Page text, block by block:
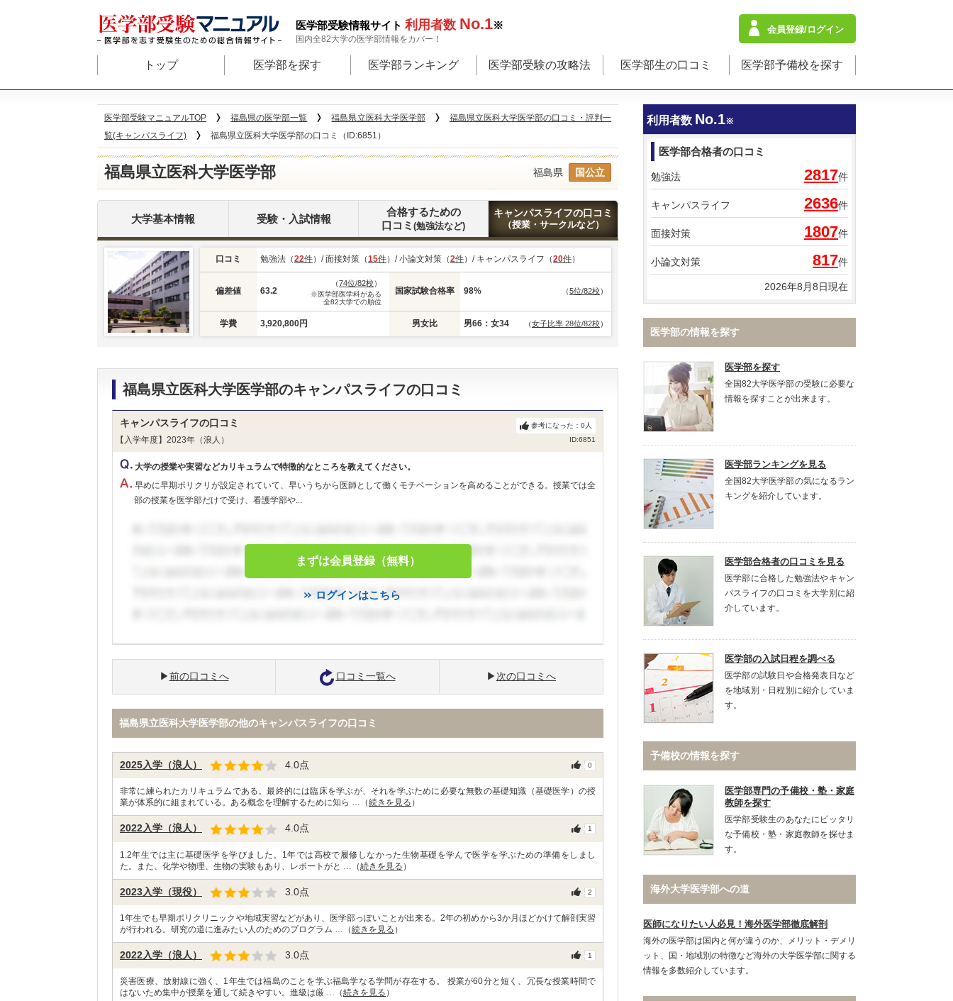
医学部受験情報サイト 利用者数 No.1※
国内全82大学の医学部情報をカバー！
会員登録/ログイン
トップ 医学部を探す 医学部ランキング 医学部受験の攻略法 医学部生の口コミ 医学部予備校を探す
医学部受験マニュアルTOP 福島県の医学部一覧 福島県立医科大学医学部
福島県立医科大学医学部の口コミ・評判一
覧(キャンパスライフ)
福島県立医科大学医学部の口コミ（ID:6851）
福島県立医科大学医学部 福島県 国公立
大学基本情報 受験・入試情報
合格するための
口コミ (勉強法など)
キャンパスライフの口コミ
（授業・サークルなど）
口コミ 勉強法（22件）/ 面接対策（15件）/ 小論文対策（2件）/ キャンパスライフ（20件）
偏差値 63.2
（74位/82校）
※医学部医学科がある
全82大学での順位
国家試験合格率 98% （5位/82校）
学費 3,920,800円 男女比 男66：女34 （女子比率 28位/82校）
福島県立医科大学医学部のキャンパスライフの口コミ
キャンパスライフの口コミ
【入学年度】2023年（浪人） ID:6851
参考になった： 0人
大学の授業や実習などカリキュラムで特徴的なところを教えてください。
早めに早期ポリクリが設定されていて、早いうちから医師として働くモチベーションを高めることができる。授業では全
部の授業を医学部だけで受け、看護学部や...
まずは会員登録（無料）
ログインはこちら
前の口コミへ 口コミ一覧へ 次の口コミへ
福島県立医科大学医学部の他のキャンパスライフの口コミ
2025入学（浪人） 4.0点 0
非常に練られたカリキュラムである。最終的には臨床を学ぶが、それを学ぶために必要な無数の基礎知識（基礎医学）の授
業が体系的に組まれている。ある概念を理解するために知ら …（続きを見る ）
2022入学（浪人） 4.0点 1
1.2年生では主に基礎医学を学びました。1年では高校で履修しなかった生物基礎を学んで医学を学ぶための準備をしまし
た。また、化学や物理、生物の実験もあり、レポートがと …（続きを見る ）
2023入学（現役） 3.0点 2
1年生でも早期ポリクリニックや地域実習などがあり、医学部っぽいことが出来る。2年の初めから3か月ほどかけて解剖実習
が行われる。研究の道に進みたい人のためのプログラム …（続きを見る ）
2022入学（浪人） 3.0点 1
災害医療、放射線に強く、1年生では福島のことを学ぶ福島学なる学問が存在する。 授業が60分と短く、冗長な授業時間で
はないため集中が授業を通して続きやすい。進級は厳 …（続きを見る ）
利用者数 No.1※
医学部合格者の口コミ
勉強法 2817件
キャンパスライフ 2636件
面接対策 1807件
小論文対策 817件
2026年8月8日現在
医学部の情報を探す
医学部を探す
全国82大学医学部の受験に必要な
情報を探すことが出来ます。
医学部ランキングを見る
全国82大学医学部の気になるラン
キングを紹介しています。
医学部合格者の口コミを見る
医学部に合格した勉強法やキャン
パスライフの口コミを大学別に紹
介しています。
医学部の入試日程を調べる
医学部の試験日や合格発表日など
を地域別・日程別に紹介していま
す。
予備校の情報を探す
医学部専門の予備校・塾・家庭
教師を探す
医学部受験生のあなたにピッタリ
な予備校・塾・家庭教師を探せま
す。
海外大学医学部への道
医師になりたい人必見！海外医学部徹底解剖
海外の医学部は国内と何が違うのか、メリット・デメリ
ット、国・地域別の特徴など海外の大学医学部に関する
情報を多数紹介しています。